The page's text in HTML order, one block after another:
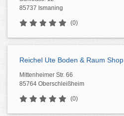
85737 Ismaning
(0)
Reichel Ute Boden & Raum Shop
Mittenheimer Str. 66
85764 Oberschleißheim
(0)